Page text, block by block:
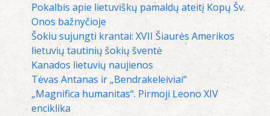
Pokalbis apie lietuviškų pamaldų ateitį Kopų Šv.
Onos bažnyčioje
Šokiu sujungti krantai: XVII Šiaurės Amerikos
lietuvių tautinių šokių šventė
Kanados lietuvių naujienos
Tėvas Antanas ir „Bendrakeleiviai“
„Magnifica humanitas“. Pirmoji Leono XIV
enciklika